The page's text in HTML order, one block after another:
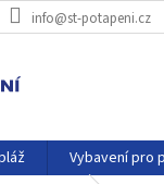
info@st-potapeni.cz
Vybavení pro